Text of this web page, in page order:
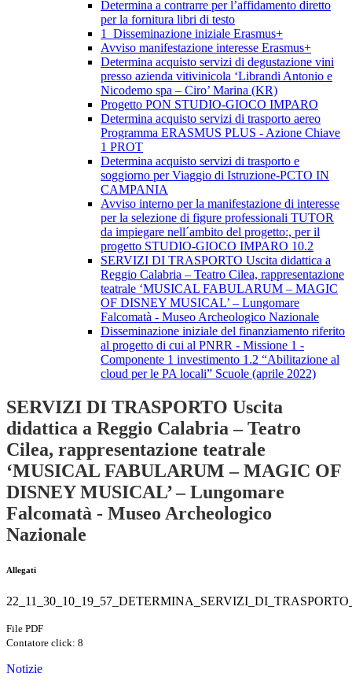
Determina a contrarre per l’affidamento diretto
per la fornitura libri di testo
1_Disseminazione iniziale Erasmus+
Avviso manifestazione interesse Erasmus+
Determina acquisto servizi di degustazione vini
presso azienda vitivinicola ‘Librandi Antonio e
Nicodemo spa – Ciro’ Marina (KR)
Progetto PON STUDIO-GIOCO IMPARO
Determina acquisto servizi di trasporto aereo
Programma ERASMUS PLUS - Azione Chiave
1 PROT
Determina acquisto servizi di trasporto e
soggiorno per Viaggio di Istruzione-PCTO IN
CAMPANIA
Avviso interno per la manifestazione di interesse
per la selezione di figure professionali TUTOR
da impiegare nell´ambito del progetto:, per il
progetto STUDIO-GIOCO IMPARO 10.2
SERVIZI DI TRASPORTO Uscita didattica a
Reggio Calabria – Teatro Cilea, rappresentazione
teatrale ‘MUSICAL FABULARUM – MAGIC
OF DISNEY MUSICAL’ – Lungomare
Falcomatà - Museo Archeologico Nazionale
Disseminazione iniziale del finanziamento riferito
al progetto di cui al PNRR - Missione 1 -
Componente 1 investimento 1.2 “Abilitazione al
cloud per le PA locali” Scuole (aprile 2022)
SERVIZI DI TRASPORTO Uscita
didattica a Reggio Calabria – Teatro
Cilea, rappresentazione teatrale
‘MUSICAL FABULARUM – MAGIC OF
DISNEY MUSICAL’ – Lungomare
Falcomatà - Museo Archeologico
Nazionale
Allegati
File PDF
Contatore click: 8
Notizie